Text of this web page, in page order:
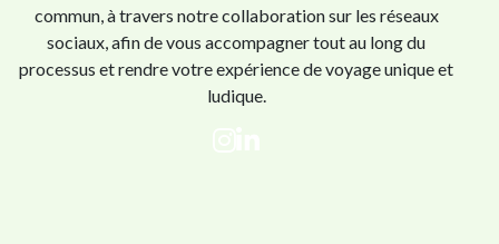
commun, à travers notre collaboration sur les réseaux
sociaux, afin de vous accompagner tout au long du
processus et rendre votre expérience de voyage unique et
ludique.